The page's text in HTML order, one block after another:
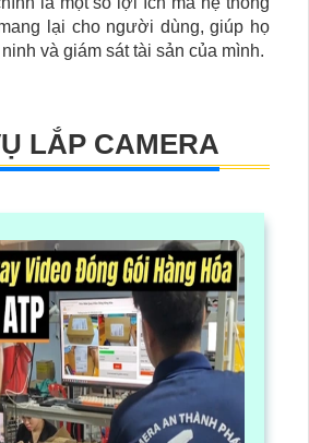
lại cho người dùng, giúp họ
và giám sát tài sản của mình.
LẮP CAMERA